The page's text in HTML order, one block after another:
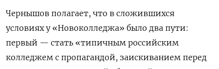
Чернышов полагает, что в сложившихся
условиях у «Новоколледжа» было два пути:
первый — стать «типичным российским
колледжем с пропагандой, заискиванием перед